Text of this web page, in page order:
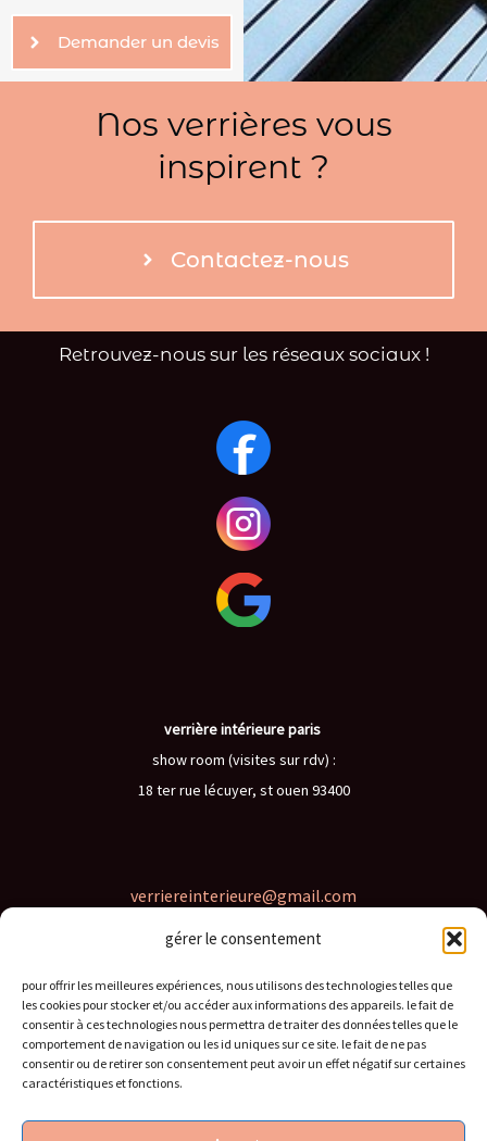
gérer le consentement
pour offrir les meilleures expériences, nous utilisons des technologies telles que
les cookies pour stocker et/ou accéder aux informations des appareils. le fait de
consentir à ces technologies nous permettra de traiter des données telles que le
comportement de navigation ou les id uniques sur ce site. le fait de ne pas
consentir ou de retirer son consentement peut avoir un effet négatif sur certaines
caractéristiques et fonctions.
Demander un devis
Nos verrières vous
inspirent ?
Contactez-nous
Retrouvez-nous sur les réseaux sociaux !
verrière intérieure paris
show room (visites sur rdv) :
18 ter rue lécuyer, st ouen 93400
verriereinterieure@gmail.com
06 62 46 82 97
conditions générales
politique de confidentialité